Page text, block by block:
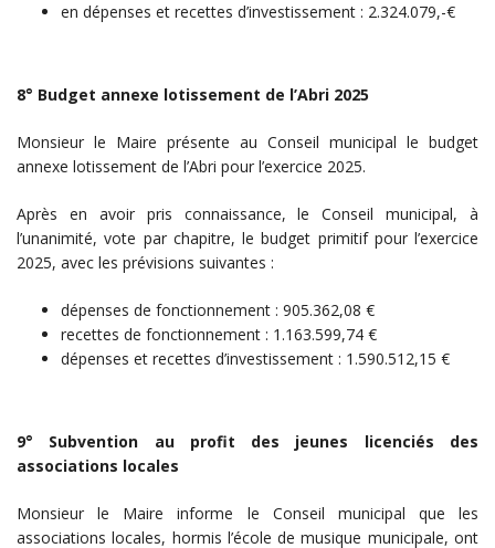
en dépenses et recettes d’investissement : 2.324.079,-€
8° Budget annexe lotissement de l’Abri 2025
Monsieur le Maire présente au Conseil municipal le budget
annexe lotissement de l’Abri pour l’exercice 2025.
Après en avoir pris connaissance, le Conseil municipal, à
l’unanimité, vote par chapitre, le budget primitif pour l’exercice
2025, avec les prévisions suivantes :
dépenses de fonctionnement : 905.362,08 €
recettes de fonctionnement : 1.163.599,74 €
dépenses et recettes d’investissement : 1.590.512,15 €
9° Subvention au profit des jeunes licenciés des
associations locales
Monsieur le Maire informe le Conseil municipal que les
associations locales, hormis l’école de musique municipale, ont